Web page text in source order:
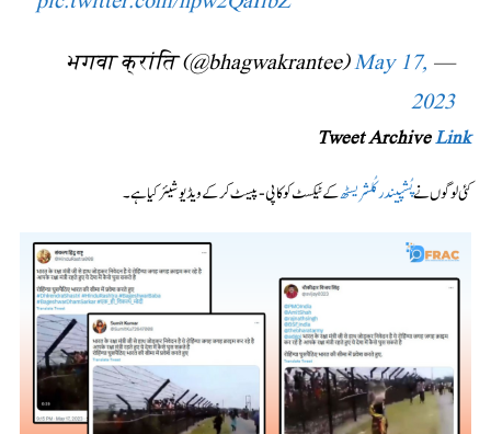
— भगवा क्रांति (@bhagwakrantee)
May 17,
2023
Tweet ArchiveLink
کئی لوگوں نےپُشپیندر کُلشریسٹھکے ٹیکسٹ کو کاپی-پیسٹ کرکے ویڈیو شیئر کیا ہے۔